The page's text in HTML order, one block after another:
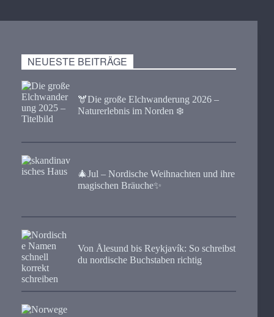
NEUESTE BEITRÄGE
🫎​Die große Elchwanderung 2026 –
Naturerlebnis im Norden ❄️
🎄Jul – Nordische Weihnachten und ihre
magischen Bräuche✨
Von Ålesund bis Reykjavík: So schreibst
du nordische Buchstaben richtig